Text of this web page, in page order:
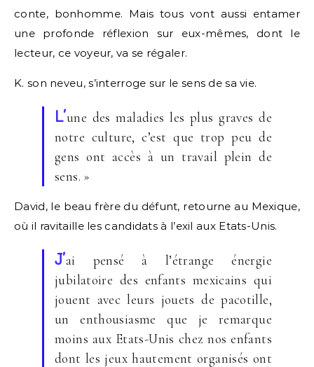
conte, bonhomme. Mais tous vont aussi entamer
une profonde réflexion sur eux-mêmes, dont le
lecteur, ce voyeur, va se régaler.
K. son neveu, s’interroge sur le sens de sa vie.
L’une des maladies les plus graves de
notre culture, c’est que trop peu de
gens ont accès à un travail plein de
sens. »
David, le beau frère du défunt, retourne au Mexique,
où il ravitaille les candidats à l’exil aux Etats-Unis.
J’ai pensé à l’étrange énergie
jubilatoire des enfants mexicains qui
jouent avec leurs jouets de pacotille,
un enthousiasme que je remarque
moins aux Etats-Unis chez nos enfants
dont les jeux hautement organisés ont